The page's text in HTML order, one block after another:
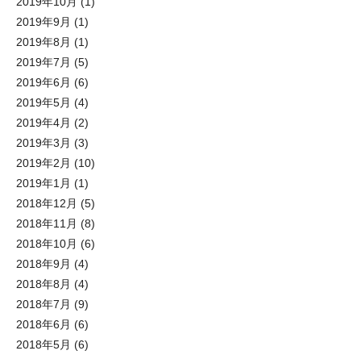
2019年9月 (1)
2019年8月 (1)
2019年7月 (5)
2019年6月 (6)
2019年5月 (4)
2019年4月 (2)
2019年3月 (3)
2019年2月 (10)
2019年1月 (1)
2018年12月 (5)
2018年11月 (8)
2018年10月 (6)
2018年9月 (4)
2018年8月 (4)
2018年7月 (9)
2018年6月 (6)
2018年5月 (6)